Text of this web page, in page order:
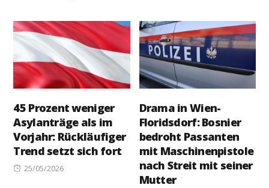
45 Prozent weniger
Asylanträge als im
Vorjahr: Rückläufiger
Trend setzt sich fort
Posted
25/05/2026
Drama in Wien-
Floridsdorf: Bosnier
bedroht Passanten
mit Maschinenpistole
nach Streit mit seiner
Mutter